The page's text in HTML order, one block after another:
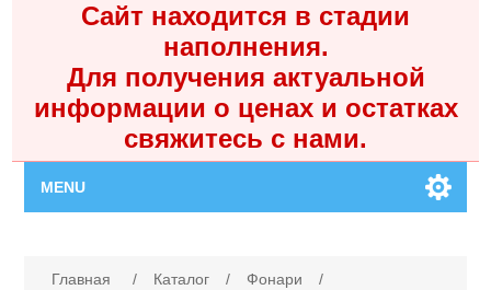
Сайт находится в стадии
наполнения.
Для получения актуальной
информации о ценах и остатках
свяжитесь с нами.
MENU
Главная / Каталог / Фонари
/